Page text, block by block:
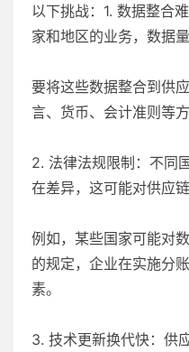
以下挑战：1. 数据整合
家和地区的业务，数据
要将这些数据整合到供
言、货币、会计准则等
2. 法律法规限制：不同
在差异，这可能对供应
例如，某些国家可能对
的规定，企业在实施分
素。
3. 技术更新换代快：供